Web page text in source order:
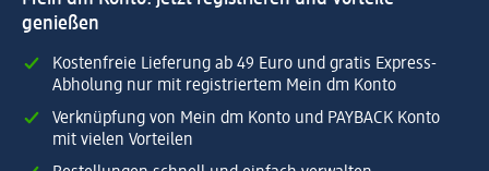
genießen
Kostenfreie Lieferung ab 49 Euro und gratis Express-
Abholung nur mit registriertem Mein dm Konto
Verknüpfung von Mein dm Konto und PAYBACK Konto
mit vielen Vorteilen